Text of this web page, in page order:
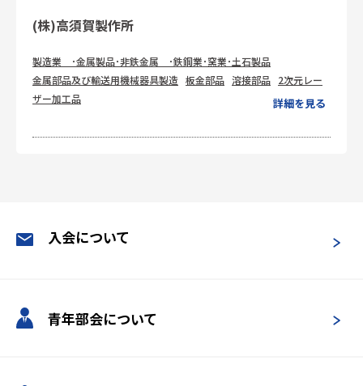
入会について
青年部会について
(株)高須賀製作所
製造業 ･金属製品･非鉄金属 ･鉄鋼業･窯業･土石製品
金属部品及び輸送用機械器具製造 板金部品 溶接部品 2次元レー
ザー加工品
詳細を見る